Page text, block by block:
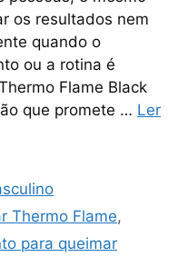
os resultados nem
quando o
ou a rotina é
Flame Black
que promete … Ler
Thermo Flame,
para queimar